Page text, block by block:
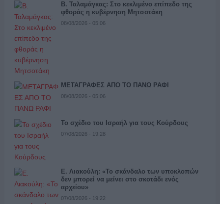
Β. Ταλαμάγκας: Στο κεκλιμένο επίπεδο της
φθοράς η κυβέρνηση Μητσοτάκη
08/08/2026 - 05:06
ΜΕΤΑΓΡΑΦΕΣ ΑΠΟ ΤΟ ΠΑΝΩ ΡΑΦΙ
08/08/2026 - 05:06
Το σχέδιο του Ισραήλ για τους Κούρδους
07/08/2026 - 19:28
Ε. Λιακούλη: «Το σκάνδαλο των υποκλοπών
δεν μπορεί να μείνει στο σκοτάδι ενός
αρχείου»
07/08/2026 - 19:22